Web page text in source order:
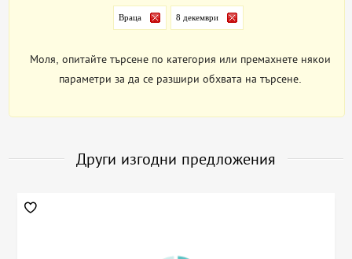
Враца 8 декември
Моля, опитайте търсене по категория или премахнете някои
параметри за да се разшири обхвата на търсене.
Други изгодни предложения